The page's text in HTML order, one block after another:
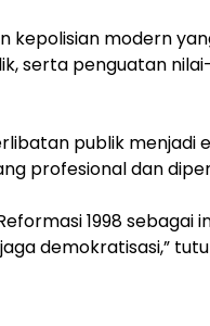
kepolisian modern
serta penguatan
publik menjadi
profesional dan
1998 sebagai
demokratisasi,”